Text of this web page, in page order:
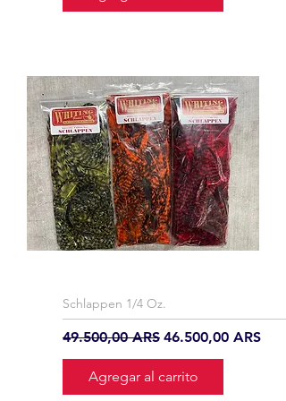
Schlappen 1/4 Oz.
Precio
49.500,00 ARS Precio de oferta
46.500,00 ARS
Agregar al carrito